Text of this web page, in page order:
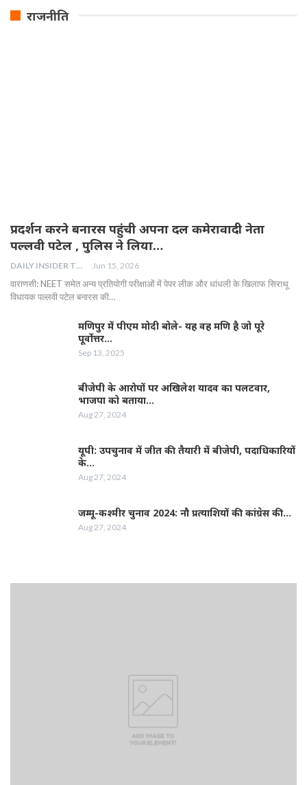
राजनीति
प्रदर्शन करने बनारस पहुंची अपना दल कमेरावादी नेता
पल्लवी पटेल , पुलिस ने लिया…
DAILY INSIDER TEAM Jun 15, 2026
वाराणसी: NEET समेत अन्य प्रतियोगी परीक्षाओं में पेपर लीक और धांधली के खिलाफ सिराथू
विधायक पल्लवी पटेल बनारस की…
मणिपुर में पीएम मोदी बोले- यह वह मणि है जो पूरे
पूर्वोत्तर…
Sep 13, 2025
बीजेपी के आरोपों पर अखिलेश यादव का पलटवार,
भाजपा को बताया…
Aug 27, 2024
यूपी: उपचुनाव में जीत की तैयारी में बीजेपी, पदाधिकारियों
के…
Aug 27, 2024
जम्‍मू-कश्‍मीर चुनाव 2024: नौ प्रत्‍याशियों की कांग्रेस की…
Aug 27, 2024